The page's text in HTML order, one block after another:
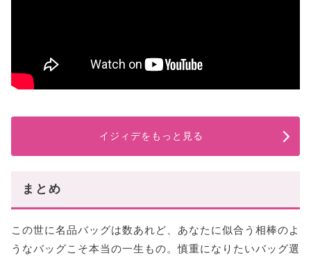
イジィデをもっと見る
まとめ
この世に名品バッグは数あれど、あなたに似合う相棒のよ
うなバッグこそ本当の一生もの。慎重になりたいバッグ選